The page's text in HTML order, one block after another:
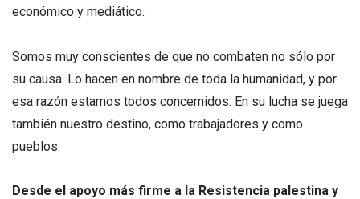
económico y mediático.
Somos muy conscientes de que no combaten no sólo por
su causa. Lo hacen en nombre de toda la humanidad, y por
esa razón estamos todos concernidos. En su lucha se juega
también nuestro destino, como trabajadores y como
pueblos.
Desde el apoyo más firme a la Resistencia palestina y